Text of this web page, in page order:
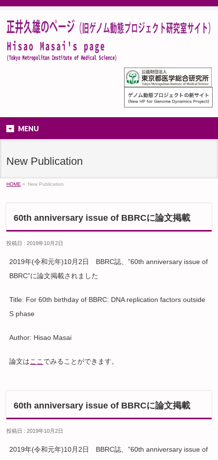
MENU
New Publication
HOME » New Publication
60th anniversary issue of BBRCに論文掲載
投稿日 : 2019年10月2日
2019年(令和元年)10月2日 BBRC誌、”60th anniversary issue of
BBRC”に論文掲載されました
Title: For 60th birthday of BBRC: DNA replication factors outside
S phase
Author: Hisao Masai
論文はここ でみることができます。
60th anniversary issue of BBRCに論文掲載
投稿日 : 2019年10月2日
2019年(令和元年)10月2日 BBRC誌、”60th anniversary issue of